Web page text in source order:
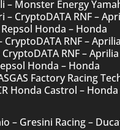
– Monster Energy
– CryptoDATA RNF –
Honda – Honda
CryptoDATA RNF – Aprilia
RNF – Aprilia
Honda – Honda
Factory Racing
Honda Castrol – Honda
– Gresini Racing –